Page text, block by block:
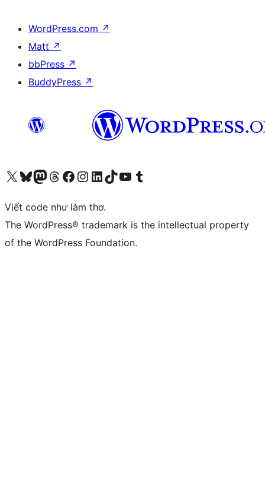
WordPress.com ↗
Matt ↗
bbPress ↗
BuddyPress ↗
Truy cập tài khoản X (trước đây là Twitter) của chúng tôiVisit our Bluesky account
Visit our Mastodon account
Visit our Threads account
Xem trang Facebook của chúng tôiTruy cập tài khoản Instagram của chúng tôiTruy cập tài khoản LinkedIn của chúng tôiVisit our TikTok account
Truy cập kênh YouTube của chúng tôi Visit our Tumblr account
Viết code như làm thơ.
The WordPress® trademark is the intellectual property
of the WordPress Foundation.